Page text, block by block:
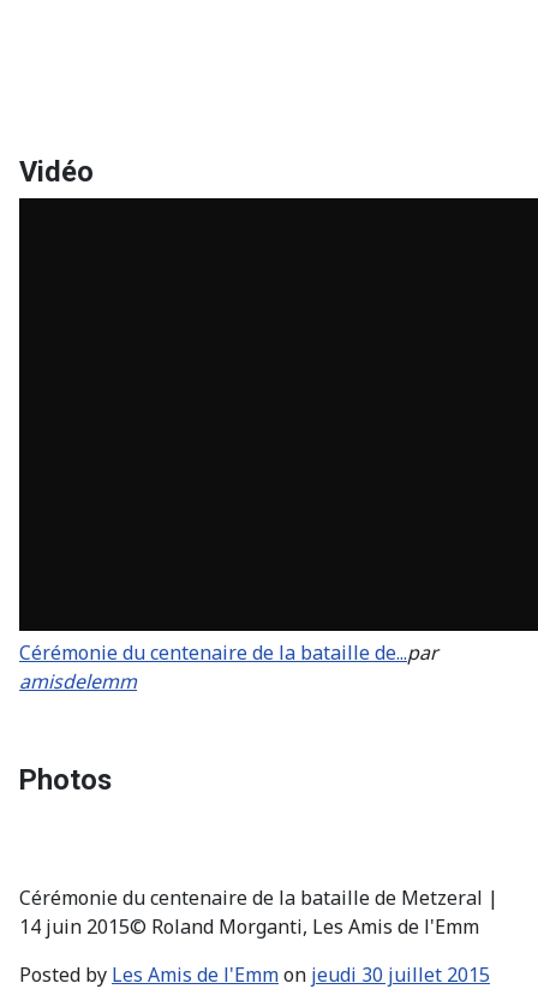
Vidéo
Cérémonie du centenaire de la bataille de...par
amisdelemm
Photos
Cérémonie du centenaire de la bataille de Metzeral |
14 juin 2015© Roland Morganti, Les Amis de l'Emm
Posted by Les Amis de l'Emmon jeudi 30 juillet 2015